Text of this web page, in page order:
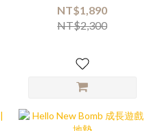
NT$1,890
NT$2,300